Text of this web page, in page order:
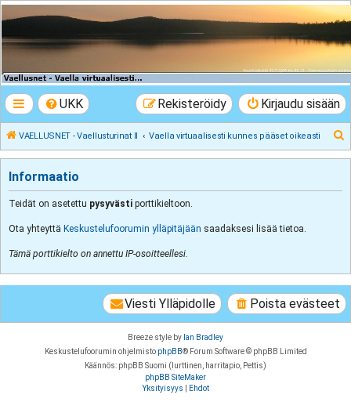
VAELLUSNET -
Vaellusturinat II
UKK Kirjaudu sisään
Rekisteröidy
VAELLUSNET - Vaellusturinat II Vaella virtuaalisesti kunnes pääset oikeasti
Informaatio
Teidät on asetettu pysyvästi porttikieltoon.
Ota yhteyttä Keskustelufoorumin ylläpitäjään saadaksesi lisää tietoa.
Tämä porttikielto on annettu IP-osoitteellesi.
Poista evästeet
Viesti Ylläpidolle
Breeze style by Ian Bradley
Keskustelufoorumin ohjelmisto phpBB® Forum Software © phpBB Limited
Käännös: phpBB Suomi (lurttinen, harritapio, Pettis)
phpBB SiteMaker
Yksityisyys
Ehdot